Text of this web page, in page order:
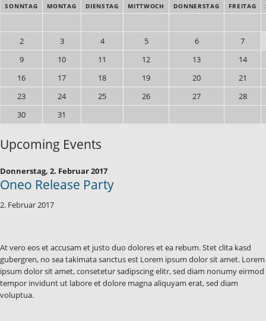
SONNTAG MONTAG DIENSTAG MITTWOCH DONNERSTAG FREITAG
2 3 4 5 6
7
9
10 11 12 13
14
16
17 18 19 20
21
23
24 25 26 27
28
30
31
Upcoming Events
Donnerstag, 2. Februar 2017
Oneo Release Party
2. Februar 2017
At vero eos et accusam et justo duo dolores et ea rebum. Stet clita kasd
gubergren, no sea takimata sanctus est Lorem ipsum dolor sit amet. Lorem
ipsum dolor sit amet, consetetur sadipscing elitr, sed diam nonumy eirmod
tempor invidunt ut labore et dolore magna aliquyam erat, sed diam
voluptua.